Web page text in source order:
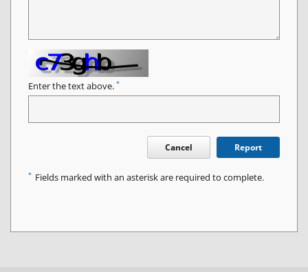
Enter the text above. *
Cancel Report
* Fields marked with an asterisk are required to complete.